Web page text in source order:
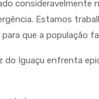
consideravelmente
Estamos
que a população
do Iguaçu enfrenta